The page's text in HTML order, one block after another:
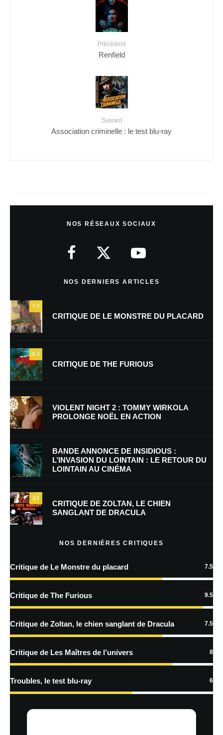
Précédent
Renfield
Suivant
Association criminelle : le test blu-ray
NOS RÉSEAUX SOCIAUX
NOS DERNIERS ARTICLES
7.5
CRITIQUE DE LE MONSTRE DU PLACARD
9.5
CRITIQUE DE THE FURIOUS
VIOLENT NIGHT 2 : TOMMY WIRKOLA
PROLONGE NOËL EN ACTION
BANDE ANNONCE DE INSIDIOUS :
L’INVASION DU LOINTAIN : LE RETOUR DU
LOINTAIN AU CINÉMA
7.5
CRITIQUE DE ZOLTAN, LE CHIEN
SANGLANT DE DRACULA
NOS DERNIÈRES CRITIQUES
Critique de Le Monstre du placard 7.5
Critique de The Furious 9.5
Critique de Zoltan, le chien sanglant de Dracula 7.5
Critique de Les Maîtres de l’univers 8
Troubles, le test blu-ray 6